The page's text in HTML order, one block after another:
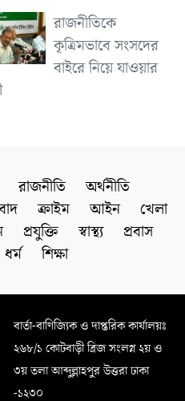
রাজনীতিকে
কৃত্রিমভাবে সংসদের
বাইরে নিয়ে যাওয়ার
রাজনীতি
অর্থনীতি
ক্রাইম আইন
খেলা
প্রযুক্তি স্বাস্থ্য
প্রবাস
ধর্ম শিক্ষা
বার্তা-বাণিজ্যিক ও দাপ্তরিক কার্যালয়ঃ
২৬৮/১ কোটবাড়ী ব্রিজ সংলগ্ন ২য় ও
৩য় তলা আব্দুল্লাহপুর উত্তরা ঢাকা
-১২৩০